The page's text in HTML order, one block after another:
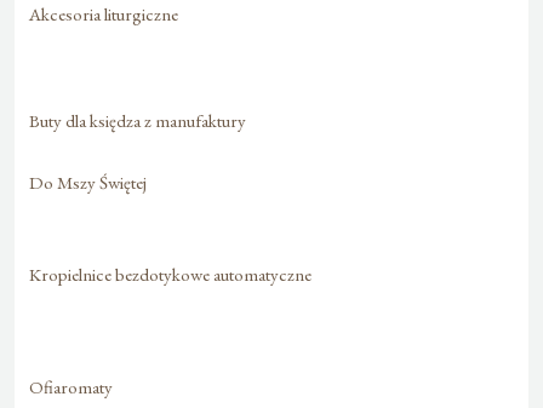
Akcesoria liturgiczne
Buty dla księdza z manufaktury
Do Mszy Świętej
Kropielnice bezdotykowe automatyczne
Ofiaromaty